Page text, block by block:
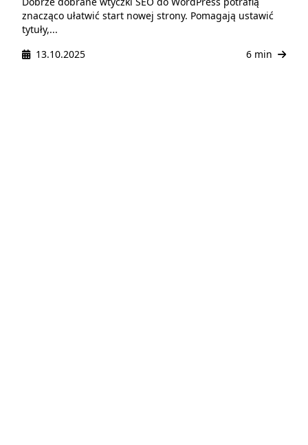
znacząco ułatwić start nowej strony. Pomagają ustawić
tytuły,...
13.10.2025
6 min